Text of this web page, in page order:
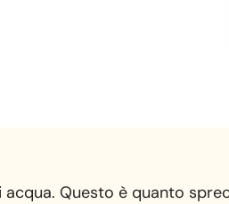
Questo è quanto